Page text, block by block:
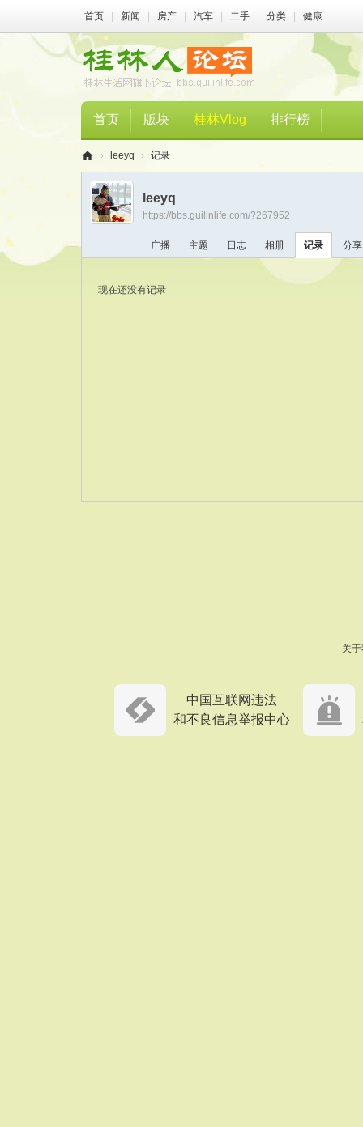
首页 新闻 房产 汽车 二手 分类 健康
首页 版块 桂林Vlog 排行榜
桂
林
人
› leeyq › 记录
leeyq
https://bbs.guilinlife.com/?267952
广播 主题 日志 相册 记录 分享
现在还没有记录
关
中国互联网违法
和不良信息举报中心